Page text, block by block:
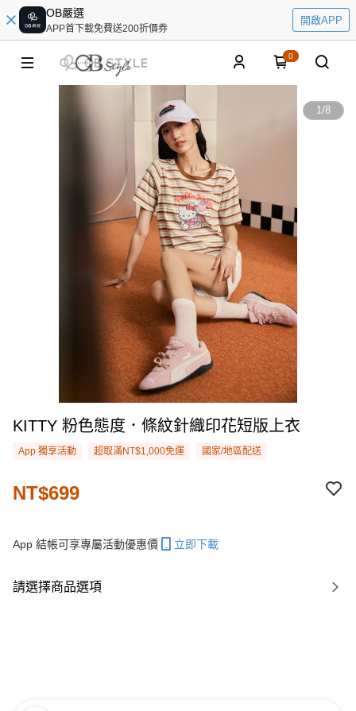
OB嚴選
APP首下載免費送200折價券
開啟APP
0
1/8
KITTY 粉色態度．條紋針織印花短版上衣
App 獨享活動 超取滿NT$1,000免運 國家/地區配送
NT$699
App 結帳可享專屬活動優惠價 立即下載
請選擇商品選項